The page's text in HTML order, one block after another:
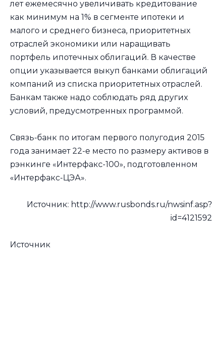
лет ежемесячно увеличивать кредитование
как минимум на 1% в сегменте ипотеки и
малого и среднего бизнеса, приоритетных
отраслей экономики или наращивать
портфель ипотечных облигаций. В качестве
опции указывается выкуп банками облигаций
компаний из списка приоритетных отраслей.
Банкам также надо соблюдать ряд других
условий, предусмотренных программой.
Связь-банк по итогам первого полугодия 2015
года занимает 22-е место по размеру активов в
рэнкинге «Интерфакс-100», подготовленном
«Интерфакс-ЦЭА».
Источник: http://www.rusbonds.ru/nwsinf.asp?
id=4121592
Источник